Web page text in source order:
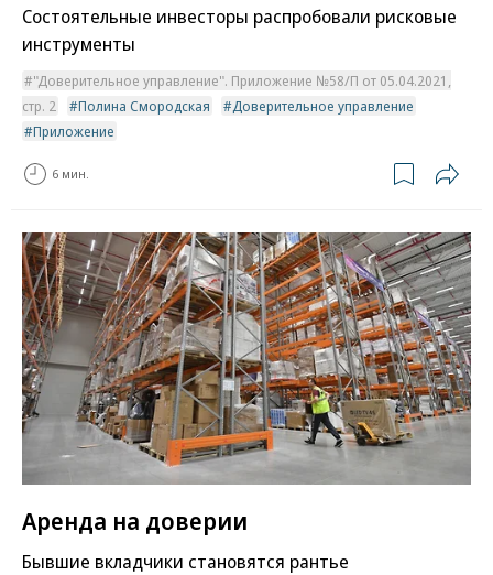
Состоятельные инвесторы распробовали рисковые
инструменты
"Доверительное управление". Приложение №58/П от 05.04.2021,
стр. 2
Полина Смородская
Доверительное управление
Приложение
6 мин.
Аренда на доверии
Бывшие вкладчики становятся рантье